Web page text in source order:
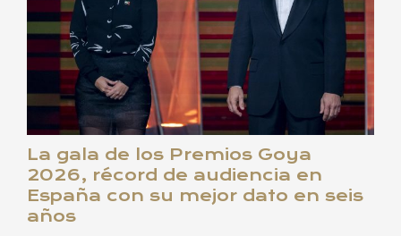
La gala de los Premios Goya
2026, récord de audiencia en
España con su mejor dato en seis
años